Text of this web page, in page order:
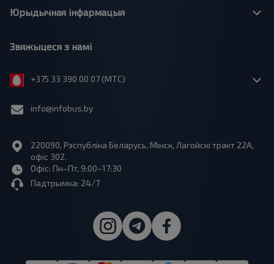
Юрыдычная інфармацыя
Звяжыцеся з намі
+375 33 390 00 07 (МТС)
info@infobus.by
220090, Рэспубліка Беларусь, Мінск, Лагойскі тракт 22A,
офіс 302.
Офіс: Пн–Пт, 9:00–17:30
Падтрымка: 24/7